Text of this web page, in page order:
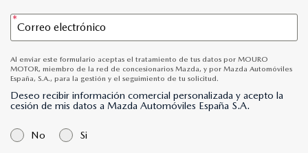
Al enviar este formulario aceptas el tratamiento de tus datos por MOURO
MOTOR, miembro de la red de concesionarios Mazda, y por Mazda Automóviles
España, S.A., para la gestión y el seguimiento de tu solicitud.
Deseo recibir información comercial personalizada y acepto la
cesión de mis datos a Mazda Automóviles España S.A.
No Si